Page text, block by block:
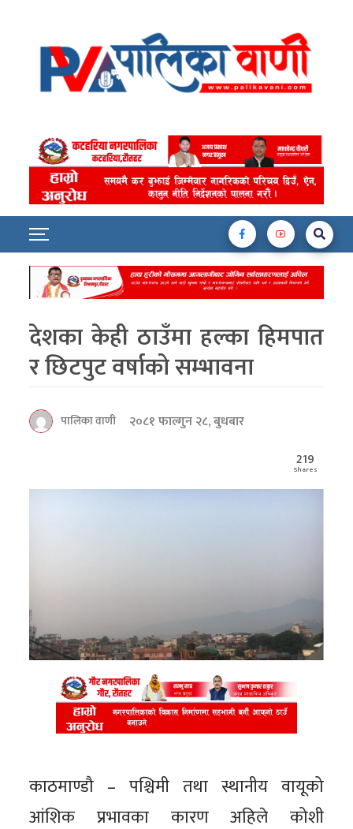
देशका केही ठाउँमा हल्का हिमपात
र छिटपुट वर्षाको सम्भावना
पालिका वाणी
२०८१ फाल्गुन २८, बुधबार
219
Shares
काठमाण्डौ – पश्चिमी तथा स्थानीय वायूको
आंशिक प्रभावका कारण अहिले कोशी